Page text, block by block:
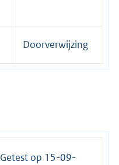
Doorverwijzing
Getest op 15-09-